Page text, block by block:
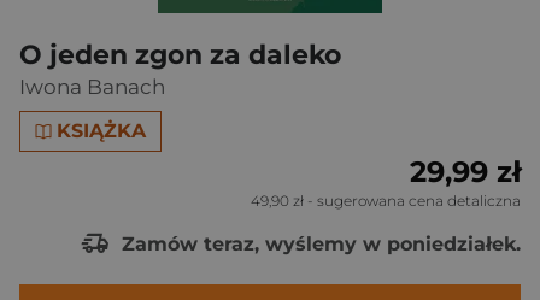
O jeden zgon za daleko
Iwona Banach
KSIĄŻKA
29,99 zł
49,90 zł - sugerowana cena detaliczna
Zamów teraz, wyślemy w poniedziałek.